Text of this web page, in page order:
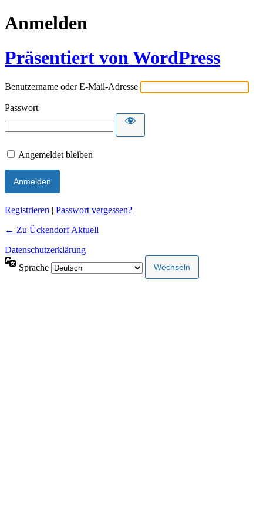
Anmelden
Präsentiert von WordPress
Benutzername oder E-Mail-Adresse
Passwort
Angemeldet bleiben
Alternative:
Registrieren | Passwort vergessen?
← Zu Ückendorf Aktuell
Datenschutzerklärung
Sprache